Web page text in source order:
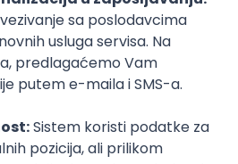
NAČIN RADA
svakog dana u tvom
Prijavi se